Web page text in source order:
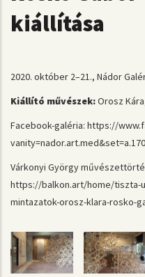
kiállítása
2020. október 2–21., Nádor
Kiállító művészek:Orosz
Facebook-galéria: https://
Várkonyi György
https://balkon.art/home/tiszta-
mintazatok-orosz-klara-rosko-